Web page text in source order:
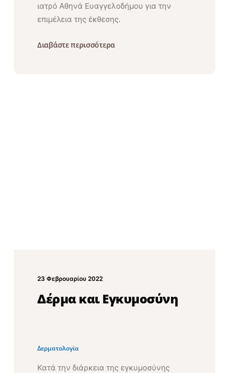
ιατρό Αθηνά Ευαγγελοδήμου για την
επιμέλεια της έκθεσης.
Διαβάστε περισσότερα
23 Φεβρουαρίου 2022
Δέρμα και Εγκυμοσύνη
Δερματολογία
Κατά την διάρκεια της εγκυμοσύνης